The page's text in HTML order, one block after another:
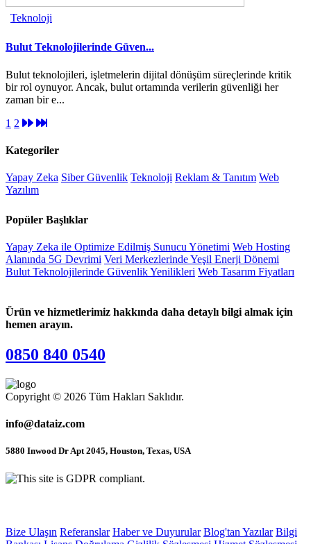
Teknoloji
Bulut Teknolojilerinde Güven...
Bulut teknolojileri, işletmelerin dijital dönüşüm süreçlerinde kritik
bir rol oynuyor. Ancak, bulut ortamında verilerin güvenliği her
zaman bir e...
1 2
Kategoriler
Yapay Zeka Siber Güvenlik Teknoloji Reklam & Tanıtım Web
Yazılım
Popüler Başlıklar
Yapay Zeka ile Optimize Edilmiş Sunucu Yönetimi Web Hosting
Alanında 5G Devrimi Veri Merkezlerinde Yeşil Enerji Dönemi
Bulut Teknolojilerinde Güvenlik Yenilikleri Web Tasarım Fiyatları
Ürün ve hizmetlerimiz hakkında daha detaylı bilgi almak için
hemen arayın.
0850 840 0540
Copyright © 2026 Tüm Hakları Saklıdır.
info@dataiz.com
5880 Inwood Dr Apt 2045, Houston, Texas, USA
Bize Ulaşın Referanslar Haber ve Duyurular Blog'tan Yazılar Bilgi